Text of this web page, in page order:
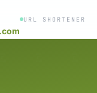
.com
URL SHORTENER